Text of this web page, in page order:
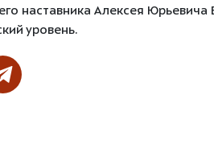
наставника Алексея
уровень.